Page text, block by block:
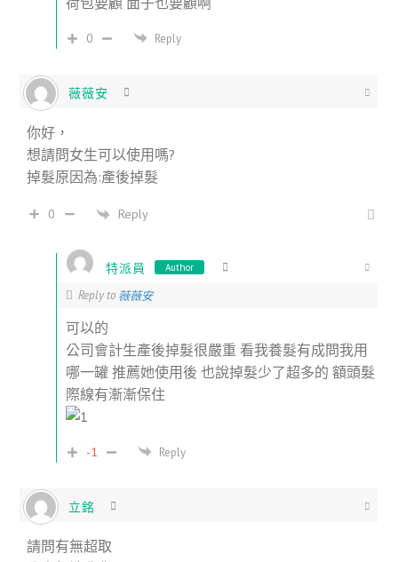
0 Reply
薇薇安
你好，
想請問女生可以使用嗎?
掉髮原因為:產後掉髮
0 Reply
特派員 Author
Reply to 薇薇安
可以的
公司會計生產後掉髮很嚴重 看我養髮有成問我用
哪一罐 推薦她使用後 也說掉髮少了超多的 額頭髮
際線有漸漸保住
-1 Reply
立銘
請問有無超取